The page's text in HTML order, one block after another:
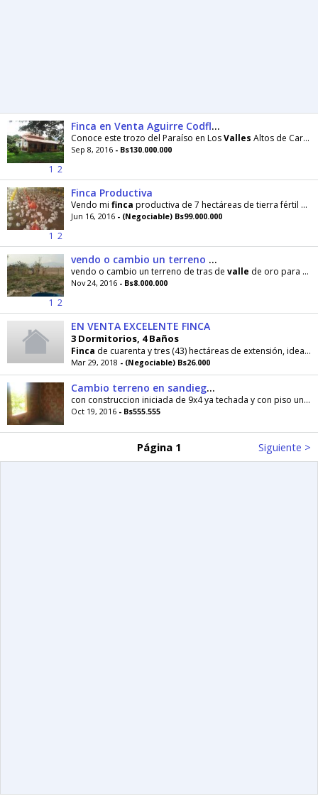
1 2
Finca en Venta Aguirre Codflex1614613
Conoce este trozo del Paraíso en LosValles Altos de Carabobo con esta en hermosa y colonial casa
Sep 8, 2016 - Bs130.000.000
1 2
Finca Productiva
Vendo mi finca productiva de 7 hectáreas de tierra fértil y productiva para siembra y cría
Jun 16, 2016 - (Negociable) Bs99.000.000
1 2
vendo o cambio un terreno de 800 metros cuadrado en sandiego macomaco
vendo o cambio un terreno de tras de valle de oro para casa o mini
Nov 24, 2016 - Bs8.000.000
EN VENTA EXCELENTE FINCA
3 Dormitorios, 4 Baños
Finca de cuarenta y tres (43) hectáreas de extensión, ideal para explotar la actividad agrícola
Mar 29, 2018 - (Negociable) Bs26.000
Cambio terreno en sandiego por vehiculo 2008 en adelante
con construccion iniciada de 9x4 ya techada y con piso una parte .... Esta ubicada en maco maco detras de
Oct 19, 2016 - Bs555.555
Página 1 Siguiente >